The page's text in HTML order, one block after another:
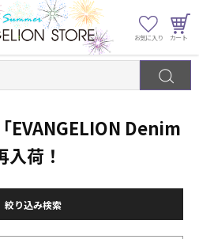
EVANGELION Denim
荷！
絞り込み検索